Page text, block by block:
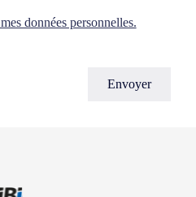
données personnelles.